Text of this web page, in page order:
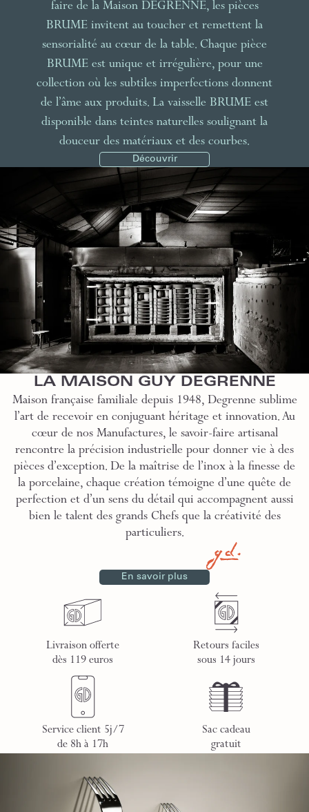
faire de la Maison DEGRENNE, les pièces
BRUME invitent au toucher et remettent la
sensorialité au cœur de la table. Chaque pièce
BRUME est unique et irrégulière, pour une
collection où les subtiles imperfections donnent
de l’âme aux produits. La vaisselle BRUME est
disponible dans teintes naturelles soulignant la
douceur des matériaux et des courbes.
Découvrir
LA MAISON GUY DEGRENNE
Maison française familiale depuis 1948, Degrenne sublime
l’art de recevoir en conjuguant héritage et innovation. Au
cœur de nos Manufactures, le savoir-faire artisanal
rencontre la précision industrielle pour donner vie à des
pièces d’exception. De la maîtrise de l’inox à la finesse de
la porcelaine, chaque création témoigne d’une quête de
perfection et d’un sens du détail qui accompagnent aussi
bien le talent des grands Chefs que la créativité des
particuliers.
En savoir plus
Livraison offerte
dès 119 euros
Retours faciles
sous 14 jours
Service client 5j/7
de 8h à 17h
Sac cadeau
gratuit